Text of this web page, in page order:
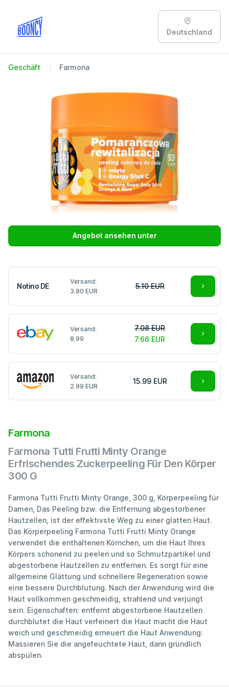
Deutschland
Geschäft Farmona
Angebot ansehen unter
Notino DE
Versand:
3.90 EUR
5.10 EUR
Versand:
8.99
7.08 EUR
7.66 EUR
Versand:
2.99 EUR
15.99 EUR
Farmona
Farmona Tutti Frutti Minty Orange
Erfrischendes Zuckerpeeling Für Den Körper
300 G
Farmona Tutti Frutti Minty Orange, 300 g, Körperpeeling für
Damen, Das Peeling bzw. die Entfernung abgestorbener
Hautzellen, ist der effektivste Weg zu einer glatten Haut.
Das Körperpeeling Farmona Tutti Frutti Minty Orange
verwendet die enthaltenen Körnchen, um die Haut Ihres
Körpers schonend zu peelen und so Schmutzpartikel und
abgestorbene Hautzellen zu entfernen. Es sorgt für eine
allgemeine Glättung und schnellere Regeneration sowie
eine bessere Durchblutung. Nach der Anwendung wird die
Haut vollkommen geschmeidig, strahlend und verjüngt
sein. Eigenschaften: entfernt abgestorbene Hautzellen
durchblutet die Haut verfeinert die Haut macht die Haut
weich und geschmeidig erneuert die Haut Anwendung:
Massieren Sie die angefeuchtete Haut, dann gründlich
abspülen.